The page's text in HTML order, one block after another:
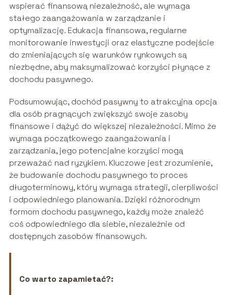
wspierać finansową niezależność, ale wymaga
stałego zaangażowania w zarządzanie i
optymalizację. Edukacja finansowa, regularne
monitorowanie inwestycji oraz elastyczne podejście
do zmieniających się warunków rynkowych są
niezbędne, aby maksymalizować korzyści płynące z
dochodu pasywnego.
Podsumowując, dochód pasywny to atrakcyjna opcja
dla osób pragnących zwiększyć swoje zasoby
finansowe i dążyć do większej niezależności. Mimo że
wymaga początkowego zaangażowania i
zarządzania, jego potencjalne korzyści mogą
przeważać nad ryzykiem. Kluczowe jest zrozumienie,
że budowanie dochodu pasywnego to proces
długoterminowy, który wymaga strategii, cierpliwości
i odpowiedniego planowania. Dzięki różnorodnym
formom dochodu pasywnego, każdy może znaleźć
coś odpowiedniego dla siebie, niezależnie od
dostępnych zasobów finansowych.
Co warto zapamietać?: